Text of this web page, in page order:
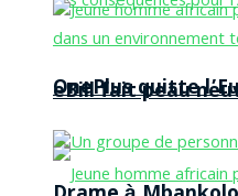
OnePlus quitte
eBill fait peau